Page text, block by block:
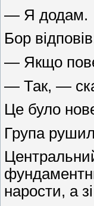
— Я додам.
Бор
— Якщо
— Так, —
Це було
Група
нарости, а